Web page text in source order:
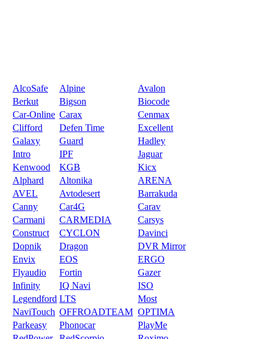
AlcoSafe Alpine Avalon
Berkut Bigson Biocode
Car-Online Carax Cenmax
Clifford Defen Time Excellent
Galaxy Guard Hadley
Intro IPF Jaguar
Kenwood KGB Kicx
Alphard Altonika ARENA
AVEL Avtodesert Barrakuda
Canny Car4G Carav
Carmani CARMEDIA Carsys
Construct CYCLON Davinci
Dopnik Dragon DVR Mirror
Envix EOS ERGO
Flyaudio Fortin Gazer
Infinity IQ Navi ISO
Legendford LTS Most
NaviTouch OFFROADTEAM OPTIMA
Parkeasy Phonocar PlayMe